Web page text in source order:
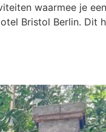
waarmee je
Bristol Berlin. Dit